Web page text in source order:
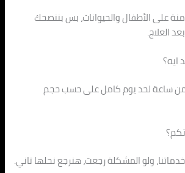
على الأطفال والحيوانات، بس بننصحك
العلاج.
ايه؟
من ساعة لحد يوم كامل على حسب حجم
ولو المشكلة رجعت، هنرجع نحلها تاني.